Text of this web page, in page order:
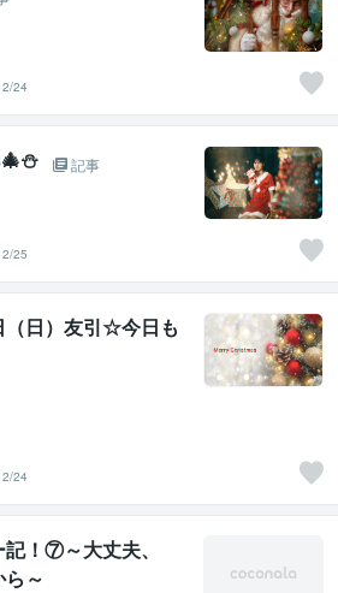
24
記事
25
（日）友引☆今日も
24
！⑦～大丈夫、
ら～